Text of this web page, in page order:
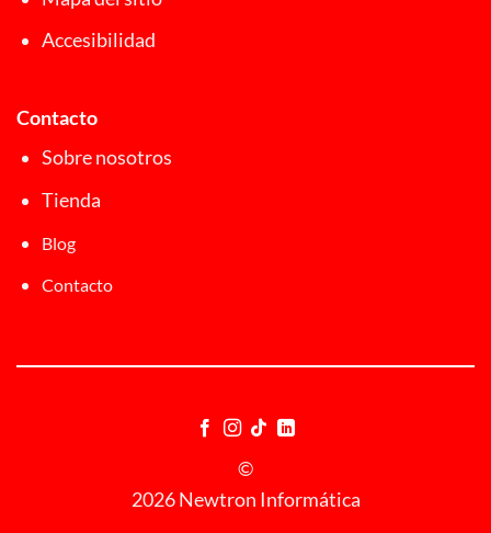
Accesibilidad
Contacto
Sobre nosotros
Tienda
Blog
Contacto
©
2026 Newtron Informática